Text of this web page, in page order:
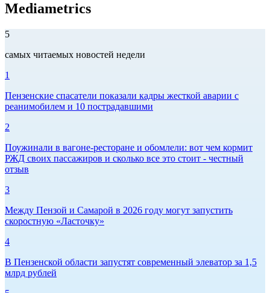
Mediametrics
5
самых читаемых новостей недели
1
Пензенские спасатели показали кадры жесткой аварии с
реанимобилем и 10 пострадавшими
2
Поужинали в вагоне-ресторане и обомлели: вот чем кормит
РЖД своих пассажиров и сколько все это стоит - честный
отзыв
3
Между Пензой и Самарой в 2026 году могут запустить
скоростную «Ласточку»
4
В Пензенской области запустят современный элеватор за 1,5
млрд рублей